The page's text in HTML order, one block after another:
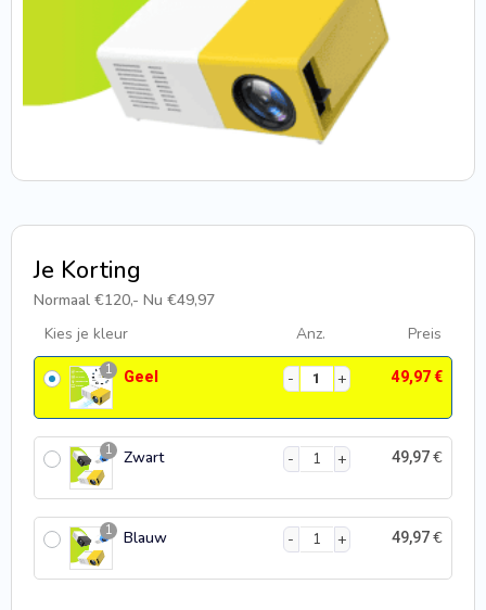
Je Korting
Normaal €120,- Nu €49,97
Kies je kleur
Anz. Preis
1 Geel 49,97€
1 Zwart 49,97€
1 Blauw 49,97€